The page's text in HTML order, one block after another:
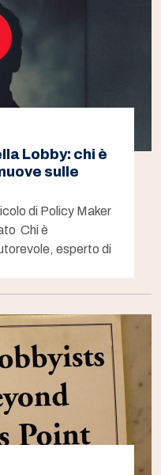
Lobby: chi è
sulle
di Policy Maker
Chi è
esperto di